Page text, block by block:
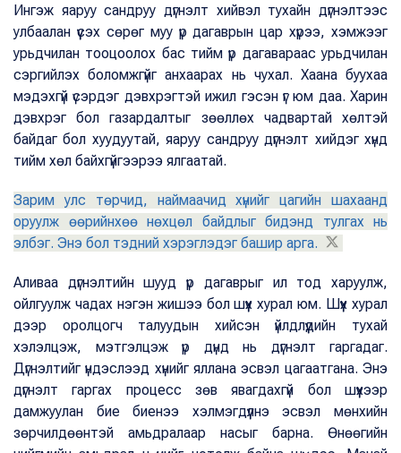
Ингэж яаруу сандруу дүгнэлт хийвэл тухайн дүгнэлтээс
улбаалан үүсэх сөрөг муу үр дагаврын цар хүрээ, хэмжээг
урьдчилан тооцоолох бас тийм үр дагавараас урьдчилан
сэргийлэх боломжгүйг анхаарах нь чухал. Хаана буухаа
мэдэхгүй үсэрдэг дэвхрэгтэй ижил гэсэн үг юм даа. Харин
дэвхрэг бол газардалтыг зөөллөх чадвартай хөлтэй
байдаг бол хуудуутай, яаруу сандруу дүгнэлт хийдэг хүнд
тийм хөл байхгүйгээрээ ялгаатай.
Зарим улс төрчид, наймаачид хүнийг цагийн шахаанд
оруулж өөрийнхөө нөхцөл байдлыг бидэнд тулгах нь
элбэг. Энэ бол тэдний хэрэглэдэг башир арга.
Аливаа дүгнэлтийн шууд үр дагаврыг ил тод харуулж,
ойлгуулж чадах нэгэн жишээ бол шүүх хурал юм. Шүүх хурал
дээр оролцогч талуудын хийсэн үйлдлүүдийн тухай
хэлэлцэж, мэтгэлцэж үр дүнд нь дүгнэлт гаргадаг.
Дүгнэлтийг үндэслээд хүнийг яллана эсвэл цагаатгана. Энэ
дүгнэлт гаргах процесс зөв явагдахгүй бол шүүхээр
дамжуулан бие биенээ хэлмэгдүүлнэ эсвэл мөнхийн
зөрчилдөөнтэй амьдралаар насыг барна. Өнөөгийн